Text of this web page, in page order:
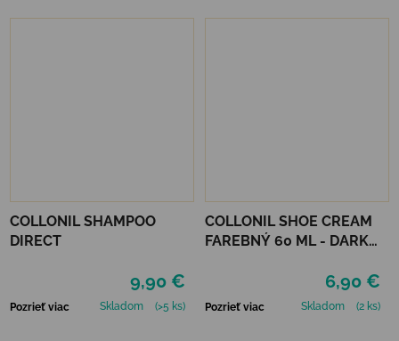
COLLONIL SHAMPOO
DIRECT
9,90 €
Pozrieť viac Skladom (>5 ks)
COLLONIL SHOE CREAM
FAREBNÝ 60 ML - DARK
6,90 €
Pozrieť viac Skladom (2 ks)